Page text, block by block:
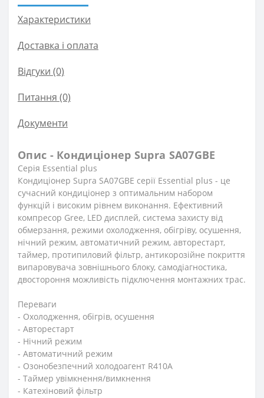
Характеристики
Доставка і оплата
Відгуки (0)
Питання (0)
Документи
Опис - Кондиціонер Supra SA07GBE
Серія Essential plus
Кондиціонер Supra SA07GBE серії Essential plus - це
сучасний кондиціонер з оптимальним набором
функцій і високим рівнем виконання. Ефективний
компресор Gree, LED дисплей, система захисту від
обмерзання, режими охолодження, обігріву, осушення,
нічний режим, автоматичний режим, авторестарт,
таймер, протипиловий фільтр, антикорозійне покриття
випаровувача зовнішнього блоку, самодіагностика,
двостороння можливість підключення монтажних трас.
Переваги
- Охолодження, обігрів, осушення
- Авторестарт
- Нічний режим
- Автоматичний режим
- Озонобезпечний холодоагент R410A
- Таймер увімкнення/вимкнення
- Катехіновий фільтр